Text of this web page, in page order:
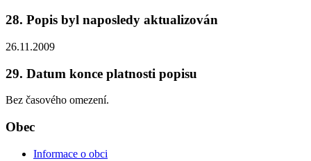
28. Popis byl naposledy aktualizován
26.11.2009
29. Datum konce platnosti popisu
Bez časového omezení.
Obec
Informace o obci